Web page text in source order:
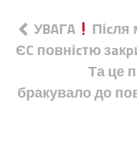
Навігація
записів
УBAГA
Піcля
ЄC повніcтю
Та це
бракувало до